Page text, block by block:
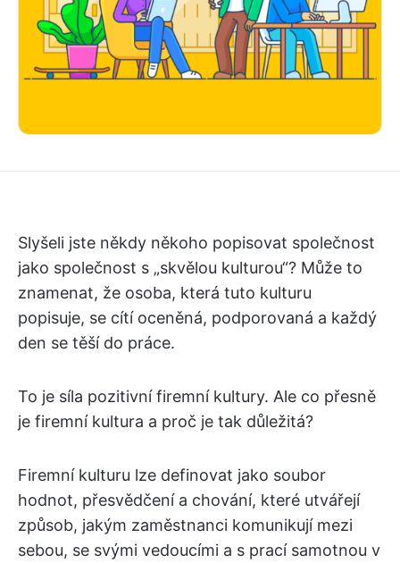
Slyšeli jste někdy někoho popisovat společnost
jako společnost s „skvělou kulturou“? Může to
znamenat, že osoba, která tuto kulturu
popisuje, se cítí oceněná, podporovaná a každý
den se těší do práce.
To je síla pozitivní firemní kultury. Ale co přesně
je firemní kultura a proč je tak důležitá?
Firemní kulturu lze definovat jako soubor
hodnot, přesvědčení a chování, které utvářejí
způsob, jakým zaměstnanci komunikují mezi
sebou, se svými vedoucími a s prací samotnou v